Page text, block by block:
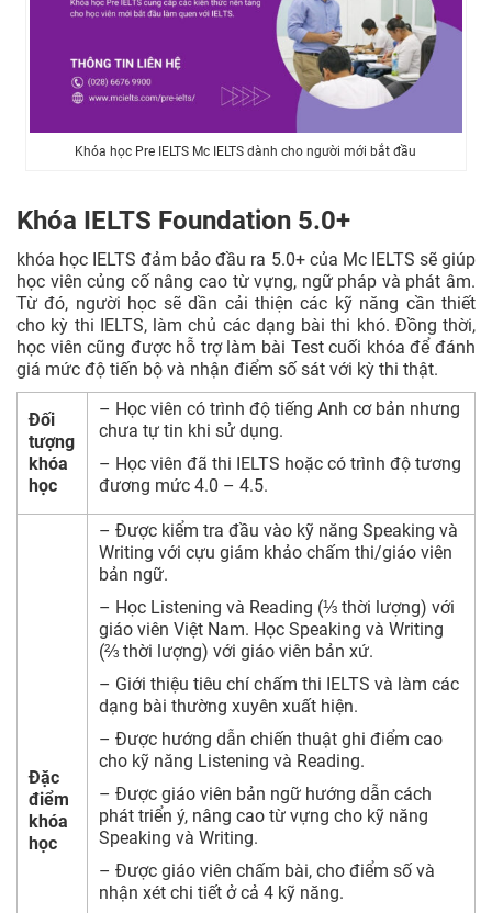
Khóa học Pre IELTS Mc IELTS dành cho người mới bắt đầu
Khóa IELTS Foundation 5.0+
khóa học IELTS đảm bảo đầu ra 5.0+ của Mc IELTS sẽ giúp
học viên củng cố nâng cao từ vựng, ngữ pháp và phát âm.
Từ đó, người học sẽ dần cải thiện các kỹ năng cần thiết
cho kỳ thi IELTS, làm chủ các dạng bài thi khó. Đồng thời,
học viên cũng được hỗ trợ làm bài Test cuối khóa để đánh
giá mức độ tiến bộ và nhận điểm số sát với kỳ thi thật.
Đối
tượng
khóa
học
– Học viên có trình độ tiếng Anh cơ bản nhưng
chưa tự tin khi sử dụng.
– Học viên đã thi IELTS hoặc có trình độ tương
đương mức 4.0 – 4.5.
Đặc
điểm
khóa
học
– Được kiểm tra đầu vào kỹ năng Speaking và
Writing với cựu giám khảo chấm thi/giáo viên
bản ngữ.
– Học Listening và Reading (⅓ thời lượng) với
giáo viên Việt Nam. Học Speaking và Writing
(⅔ thời lượng) với giáo viên bản xứ.
– Giới thiệu tiêu chí chấm thi IELTS và làm các
dạng bài thường xuyên xuất hiện.
– Được hướng dẫn chiến thuật ghi điểm cao
cho kỹ năng Listening và Reading.
– Được giáo viên bản ngữ hướng dẫn cách
phát triển ý, nâng cao từ vựng cho kỹ năng
Speaking và Writing.
– Được giáo viên chấm bài, cho điểm số và
nhận xét chi tiết ở cả 4 kỹ năng.